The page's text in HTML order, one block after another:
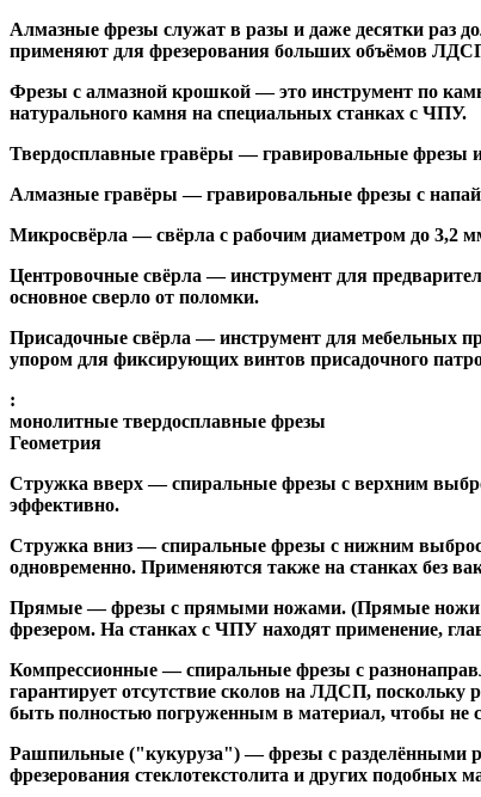
Алмазные фрезы служат в разы и даже десятки раз
применяют для фрезерования больших объёмов
Фрезы с алмазной крошкой— это инструмент по
натурального камня на специальных станках с ЧПУ.
Твердосплавные гравёры — гравировальные фрезы
Алмазные гравёры — гравировальные фрезы с
Микросвёрла — свёрла с рабочим диаметром до 3,2
Центровочные свёрла — инструмент для
основное сверло от поломки.
Присадочные свёрла — инструмент для мебельных
упором для фиксирующих винтов присадочного
:
монолитные твердосплавные фрезы
Геометрия
Стружка вверх— спиральные фрезы с верхним
эффективно.
Стружка вниз— спиральные фрезы с нижним
одновременно. Применяются также на станках без
Прямые— фрезы с прямыми ножами. (Прямые ножи —
фрезером. На станках с ЧПУ находят применение,
Компрессионные— спиральные фрезы с
гарантирует отсутствие сколов на ЛДСП,
быть полностью погруженным в материал, чтобы не
Рашпильные ("кукуруза")— фрезы с разделёнными
фрезерования стеклотекстолита и других подобных